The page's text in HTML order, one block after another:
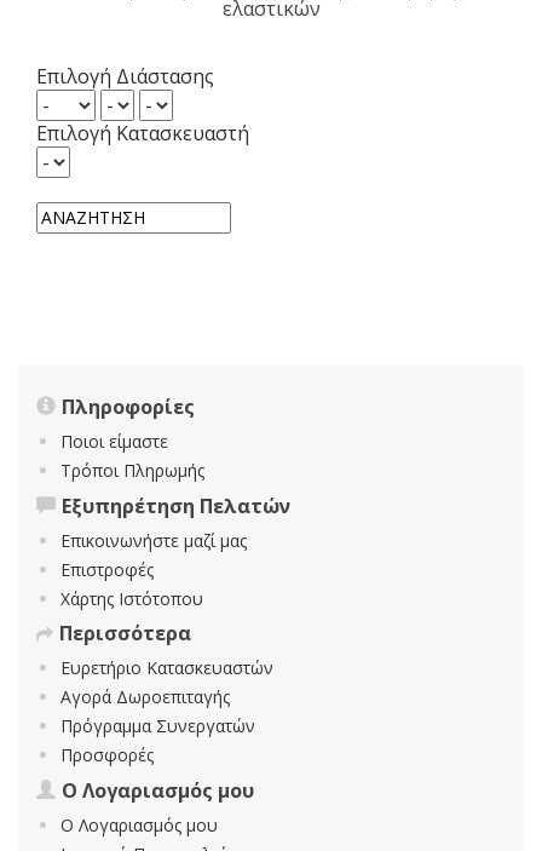
ελαστικών
Επιλογή Διάστασης
Επιλογή Κατασκευαστή
Πληροφορίες
Ποιοι είμαστε
Τρόποι Πληρωμής
Εξυπηρέτηση Πελατών
Επικοινωνήστε μαζί μας
Επιστροφές
Χάρτης Ιστότοπου
Περισσότερα
Ευρετήριο Κατασκευαστών
Αγορά Δωροεπιταγής
Πρόγραμμα Συνεργατών
Προσφορές
Ο Λογαριασμός μου
Ο Λογαριασμός μου